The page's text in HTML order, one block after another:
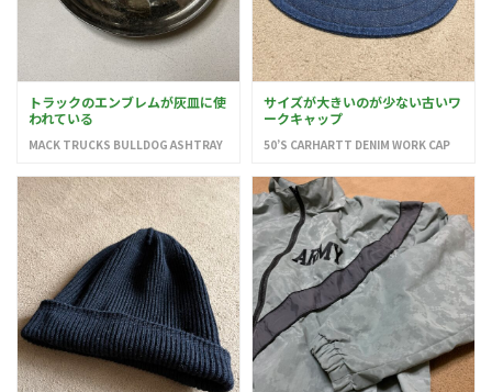
トラックのエンブレムが灰皿に使
われている
MACK TRUCKS BULLDOG ASHTRAY
サイズが大きいのが少ない古いワ
ークキャップ
50’S CARHARTT DENIM WORK CAP